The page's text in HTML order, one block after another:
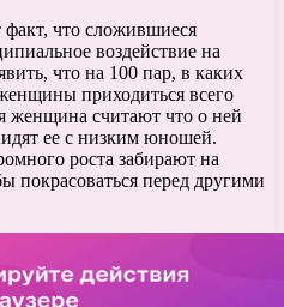
факт, что сложившиеся
воздействие на
что на 100 пар, в каких
приходиться всего
женщина считают что о ней
ее с низким юношей.
роста забирают на
покрасоваться перед другими